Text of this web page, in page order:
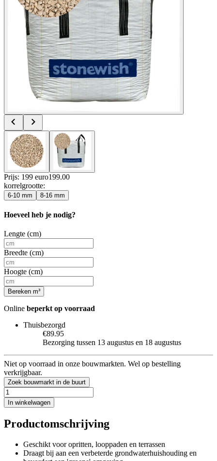
Prijs: 199 euro199.00
korrelgrootte:
6-10 mm 8-16 mm
Hoeveel heb je nodig?
Lengte (cm)
Breedte (cm)
Hoogte (cm)
Bereken m³
Online beperkt op voorraad
Thuisbezorgd
€89.95
Bezorging tussen 13 augustus en 18 augustus
Niet op voorraad in onze bouwmarkten. Wel op bestelling
verkrijgbaar.
Zoek bouwmarkt in de buurt
In winkelwagen
Productomschrijving
Geschikt voor opritten, looppaden en terrassen
Draagt bij aan een verbeterde grondwaterhuishouding en